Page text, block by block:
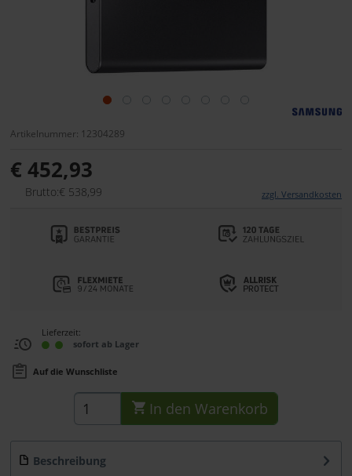
Artikelnummer: 12304289
€ 452,93
Brutto:€ 538,99 zzgl. Versandkosten
Lieferzeit:
sofort ab Lager
Auf die Wunschliste
In den Warenkorb
Beschreibung